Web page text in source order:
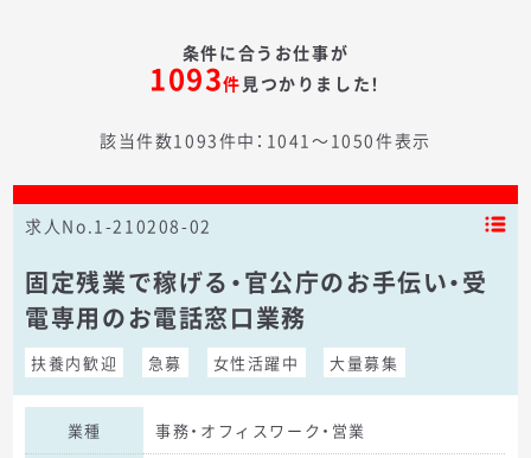
条件に合うお仕事が
1093件 見つかりました！
該当件数1093件中：1041〜1050件表示
求人No.1-210208-02
固定残業で稼げる・官公庁のお手伝い・受
電専用のお電話窓口業務
扶養内歓迎 急募 女性活躍中 大量募集
業種 事務・オフィスワーク・営業